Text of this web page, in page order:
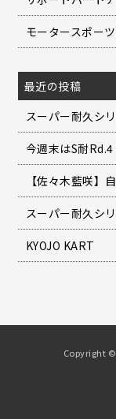
モータースポー
最近の投稿
スーパー耐久シ
今週末はS耐Rd.4
【佐々木藍咲】
スーパー耐久シ
KYOJO KART
Copyright